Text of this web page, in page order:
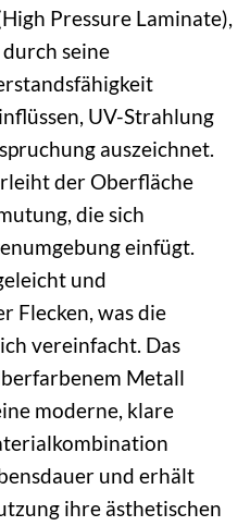
Pressure Laminate),
seine
UV-Strahlung
auszeichnet.
der Oberfläche
die sich
einfügt.
und
Flecken, was die
vereinfacht. Das
Metall
moderne, klare
und erhält
ihre ästhetischen